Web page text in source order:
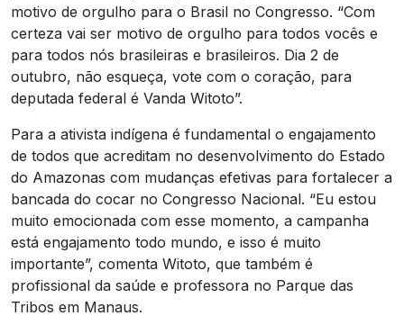
motivo de orgulho para o Brasil no Congresso. “Com
certeza vai ser motivo de orgulho para todos vocês e
para todos nós brasileiras e brasileiros. Dia 2 de
outubro, não esqueça, vote com o coração, para
deputada federal é Vanda Witoto”.
Para a ativista indígena é fundamental o engajamento
de todos que acreditam no desenvolvimento do Estado
do Amazonas com mudanças efetivas para fortalecer a
bancada do cocar no Congresso Nacional. “Eu estou
muito emocionada com esse momento, a campanha
está engajamento todo mundo, e isso é muito
importante”, comenta Witoto, que também é
profissional da saúde e professora no Parque das
Tribos em Manaus.